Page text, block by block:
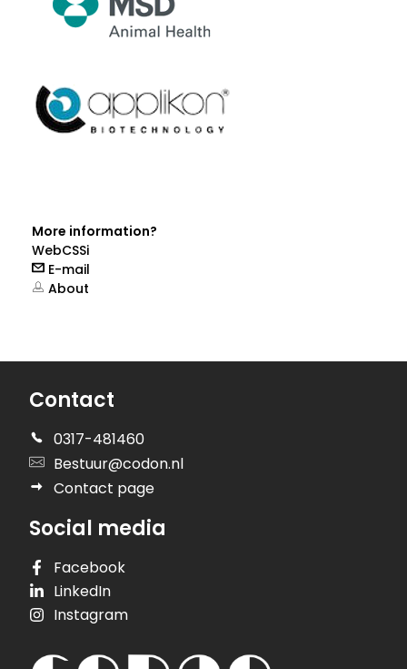
More information?
WebCSSi
E-mail
About
Contact
0317-481460
Bestuur@codon.nl
Contact page
Social media
Facebook
LinkedIn
Instagram